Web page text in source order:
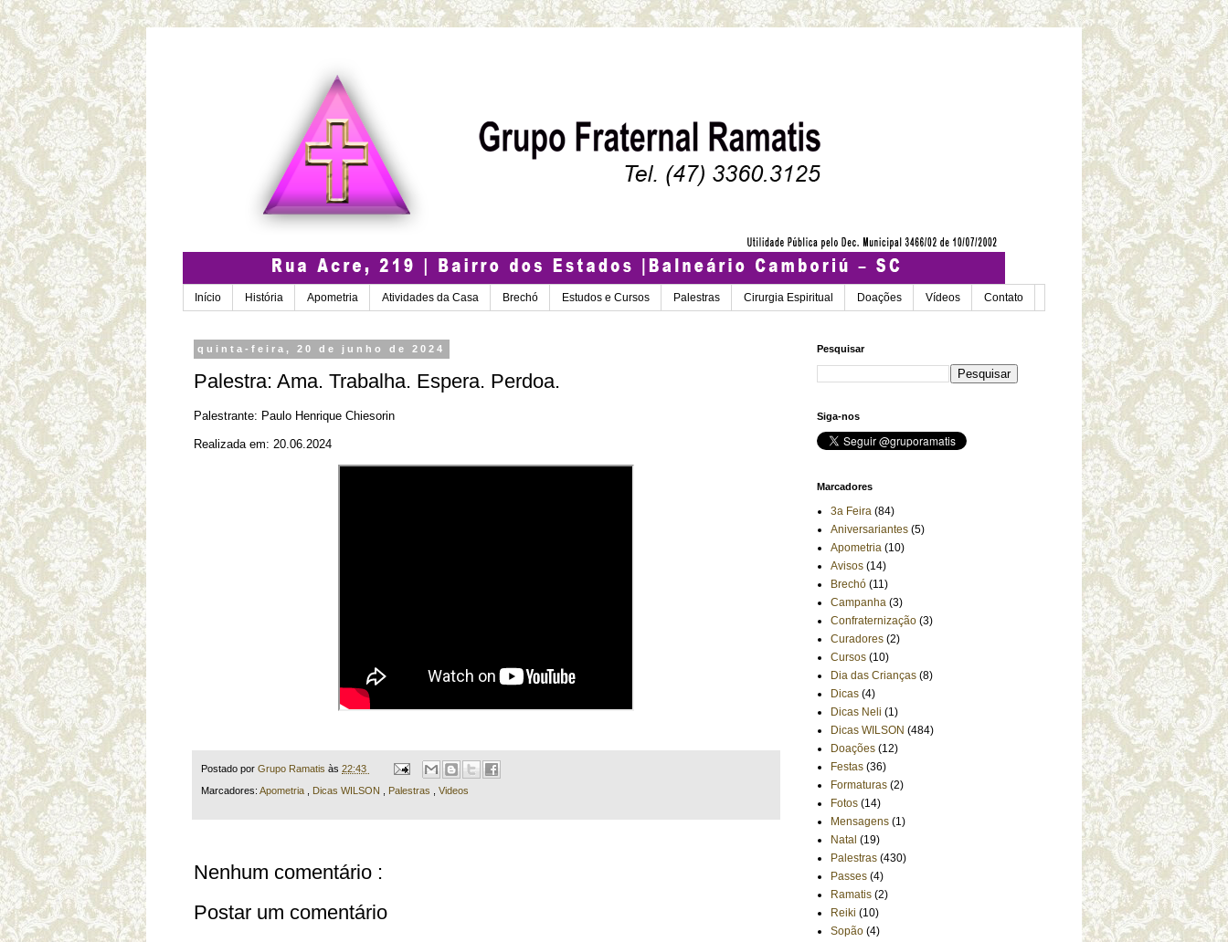
Início História Apometria Atividades da Casa Brechó Estudos e Cursos Palestras Cirurgia Espiritual Doações Vídeos Contato
quinta-feira, 20 de junho de 2024
Palestra: Ama. Trabalha. Espera. Perdoa.
Palestrante: Paulo Henrique Chiesorin
Realizada em: 20.06.2024
Postado por Grupo Ramatis às 22:43
Marcadores: Apometria Dicas WILSON Palestras Videos
Nenhum comentário :
Postar um comentário
Pesquisar
Siga-nos
Marcadores
3a Feira (84)
Aniversariantes (5)
Apometria (10)
Avisos (14)
Brechó (11)
Campanha (3)
Confraternização (3)
Curadores (2)
Cursos (10)
Dia das Crianças (8)
Dicas (4)
Dicas Neli (1)
Dicas WILSON (484)
Doações (12)
Festas (36)
Formaturas (2)
Fotos (14)
Mensagens (1)
Natal (19)
Palestras (430)
Passes (4)
Ramatis (2)
Reiki (10)
Sopão (4)